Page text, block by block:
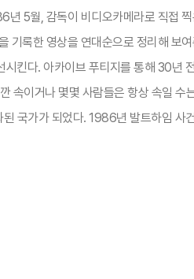
5월, 감독이 비디오카메라로 직접
록한 영상을 연대순으로 정리해 보
킨다. 아카이브 푸티지를 통해 30년
속이거나 몇몇 사람들은 항상 속일
국가가 되었다. 1986년 발트하임